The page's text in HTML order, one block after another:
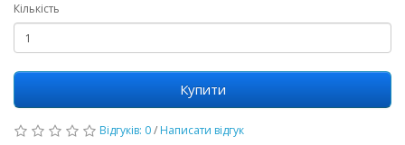
Кількість
Купити
Відгуків: 0/ Написати відгук